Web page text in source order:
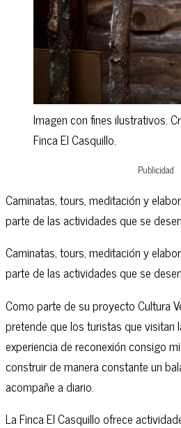
Imagen con fines ilustrativos.
Finca El Casquillo.
Publicidad
Caminatas, tours, meditación y
parte de las actividades que se
Caminatas, tours, meditación y
parte de las actividades que se
Como parte de su proyecto Cultura
pretende que los turistas que visitan
experiencia de reconexión consigo
construir de manera constante un
acompañe a diario.
La Finca El Casquillo ofrece